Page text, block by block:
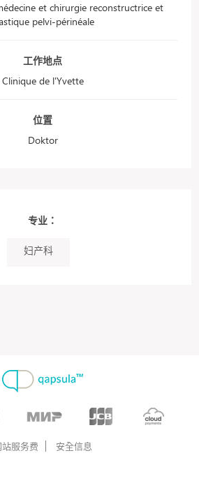
et chirurgie reconstructrice et
pelvi-périnéale
工作地点
Clinique de l'Yvette
位置
Doktor
专业：
妇产科
站服务费 安全信息